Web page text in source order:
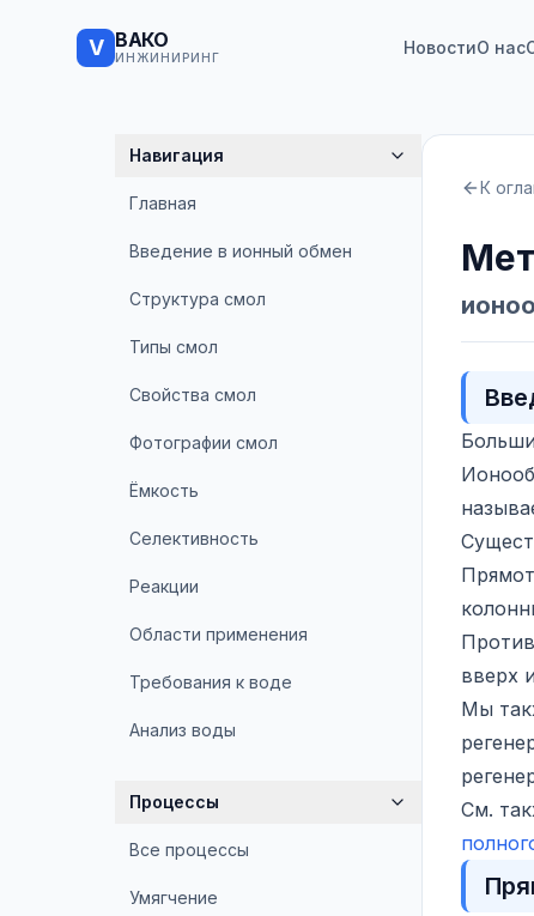
V ВАКО
ИНЖИНИРИНГ НовостиО нас
Навигация
Главная
Введение в ионный обмен
Структура смол
Типы смол
Свойства смол
Фотографии смол
Ёмкость
Селективность
Реакции
Области применения
Требования к воде
Анализ воды
Процессы
Все процессы
Умягчение
К
вверх
Мы
См.